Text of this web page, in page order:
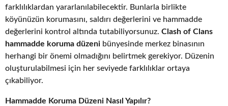
farklılıklardan yararlanılabilecektir. Bunlarla birlikte
köyünüzün korumasını, saldırı değerlerini ve hammadde
değerlerini kontrol altında tutabiliyorsunuz. Clash of Clans
hammadde koruma düzeni bünyesinde merkez binasının
herhangi bir önemi olmadığını belirtmek gerekiyor. Düzenin
oluşturulabilmesi için her seviyede farklılıklar ortaya
çıkabiliyor.
Hammadde Koruma Düzeni Nasıl Yapılır?